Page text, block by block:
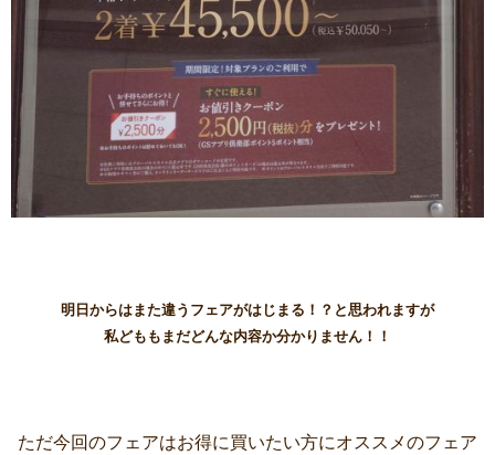
明日からはまた違うフェアがはじまる！？と思われますが
私どももまだどんな内容か分かりません！！
ただ今回のフェアはお得に買いたい方にオススメのフェア